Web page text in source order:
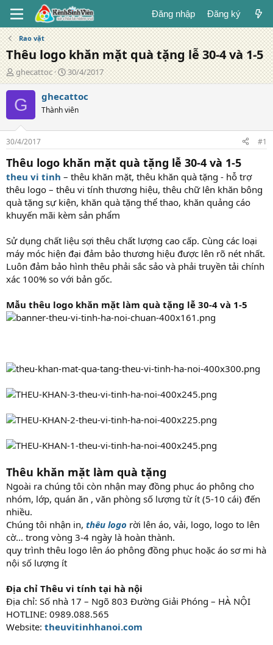
Đăng nhập Đăng ký
Rao vặt
Thêu logo khăn mặt quà tặng lễ 30-4 và 1-5
T
á
c
g
ả
ghecattoc
N
g
à
y
đ
g
30/4/2017
G ghecattoc
Thành viên
30/4/2017 #1
Thêu logo khăn mặt quà tặng lễ 30-4 và 1-5
theu vi tinh – thêu khăn mặt, thêu khăn quà tặng - hỗ trợ
thêu logo – thêu vi tính thương hiệu, thêu chữ lên khăn bông
quà tặng sự kiện, khăn quà tặng thể thao, khăn quảng cáo
khuyến mãi kèm sản phẩm
Sử dụng chất liệu sợi thêu chất lượng cao cấp. Cùng các loại
máy móc hiện đại đảm bảo thương hiệu được lên rõ nét nhất.
Luôn đảm bảo hình thêu phải sắc sảo và phải truyền tải chính
xác 100% so với bản gốc.
Mẫu thêu logo khăn mặt làm quà tặng lễ 30-4 và 1-5
Thêu khăn mặt làm quà tặng
Ngoài ra chúng tôi còn nhận may đồng phục áo phông cho
nhóm, lớp, quán ăn , văn phòng số lượng từ ít (5-10 cái) đến
nhiều.
Chúng tôi nhận in, thêu logo rời lên áo, vải, logo, logo to lên
cờ… trong vòng 3-4 ngày là hoàn thành.
quy trình thêu logo lên áo phông đồng phục hoặc áo sơ mi hà
nội số lượng ít
Địa chỉ Thêu vi tính tại hà nội
Địa chỉ: Số nhà 17 – Ngõ 803 Đường Giải Phóng – HÀ NỘI
HOTLINE: 0989.088.565
Website: theuvitinhhanoi.com